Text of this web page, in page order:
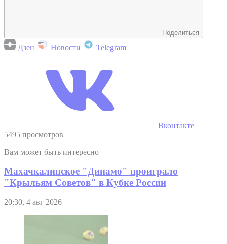
Поделиться
Дзен Новости Telegram
Вконтакте
5495 просмотров
Вам может быть интересно
Махачкалинское "Динамо" проиграло
"Крыльям Советов" в Кубке России
20:30, 4 авг 2026